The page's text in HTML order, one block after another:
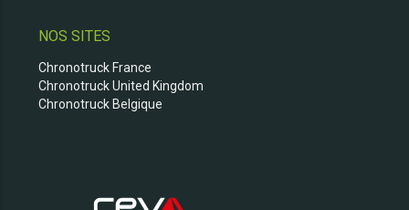
NOS SITES
Chronotruck France
Chronotruck United Kingdom
Chronotruck Belgique